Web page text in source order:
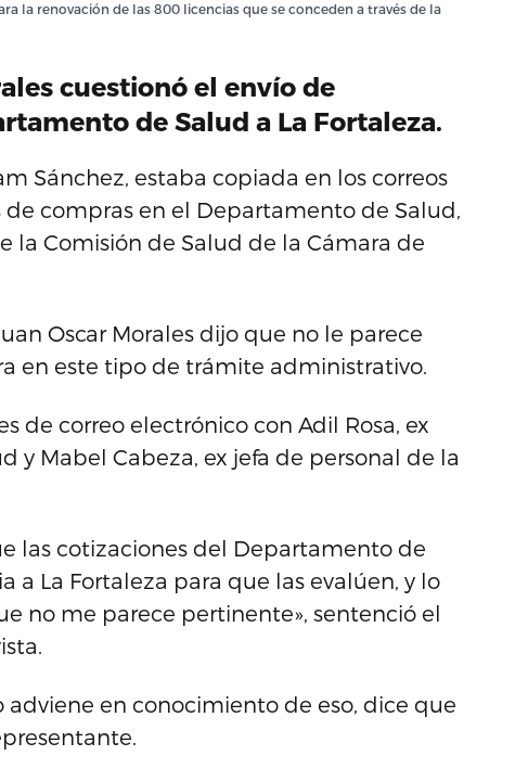
la renovación de las 800 licencias que se conceden a través de la
cuestionó el envío de
de Salud a La Fortaleza.
Sánchez, estaba copiada en los correos
compras en el Departamento de Salud,
la Comisión de Salud de la Cámara de
Oscar Morales dijo que no le parece
en este tipo de trámite administrativo.
de correo electrónico con Adil Rosa, ex
y Mabel Cabeza, ex jefa de personal de la
las cotizaciones del Departamento de
a La Fortaleza para que las evalúen, y lo
no me parece pertinente», sentenció el
en conocimiento de eso, dice que